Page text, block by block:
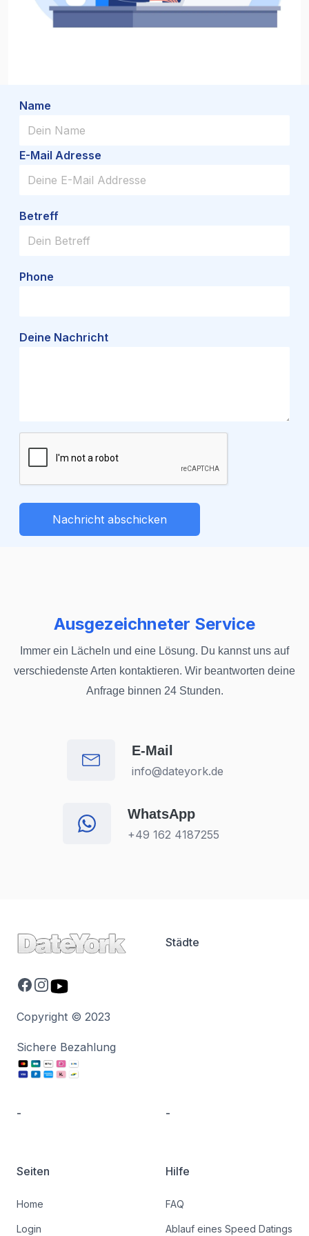
Name
E-Mail Adresse
Betreff
Phone
Deine Nachricht
Nachricht abschicken
Ausgezeichneter Service
Immer ein Lächeln und eine Lösung. Du kannst uns auf
verschiedenste Arten kontaktieren. Wir beantworten deine
Anfrage binnen 24 Stunden.
E-Mail
info@dateyork.de
WhatsApp
+49 162 4187255
Facebook
Instagram
Youtube
Copyright © 2023
Sichere Bezahlung
Städte
- -
Seiten
Home
Login
Hilfe
FAQ
Ablauf eines Speed Datings